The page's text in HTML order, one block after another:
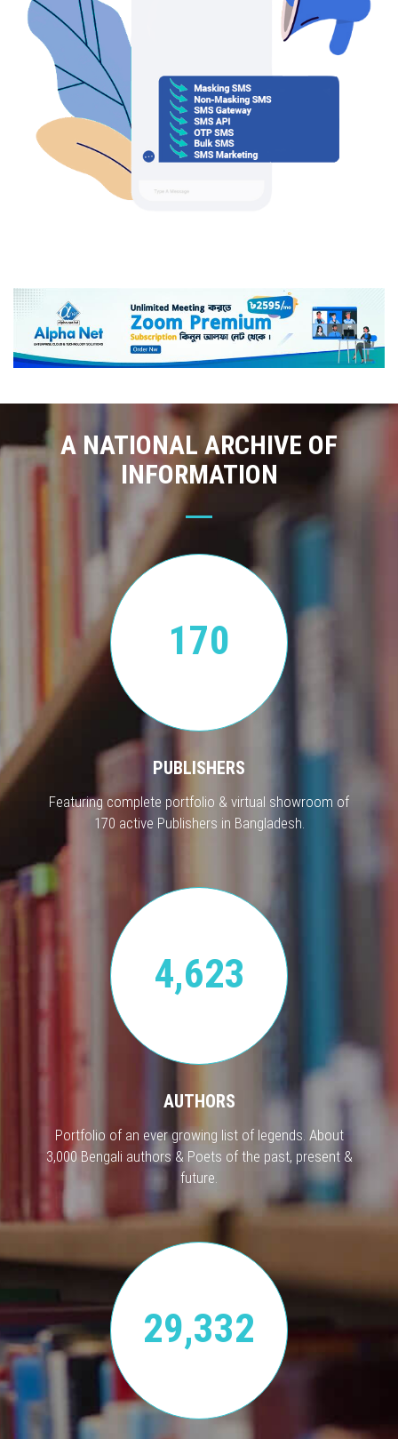
A NATIONAL ARCHIVE OF
INFORMATION
170
PUBLISHERS
Featuring complete portfolio & virtual showroom of
170 active Publishers in Bangladesh.
4,623
AUTHORS
Portfolio of an ever growing list of legends. About
3,000 Bengali authors & Poets of the past, present &
future.
29,332